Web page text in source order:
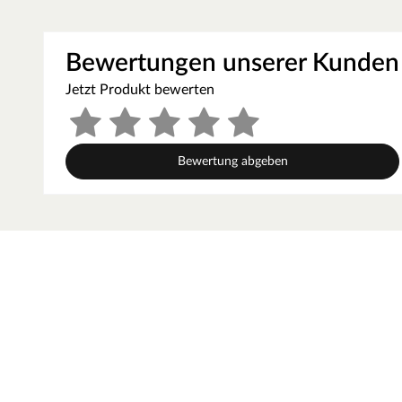
Die 8 mm starke bronzierte Ganzglastür ist in einen
Einscheibensicherheitsglas ist speziell wärmebehandelt
schwankenden Temperaturen. Die Tür hat ein
64 x 173 cm. Für eine optimale und exakte Ausrichtung
ausgestattet mit einem hochwertigen Türgriff im edlen
Magnetverschlusstechnik.
Bewertungen unserer Kunden
Jetzt Produkt bewerten
Bewertung abgeben